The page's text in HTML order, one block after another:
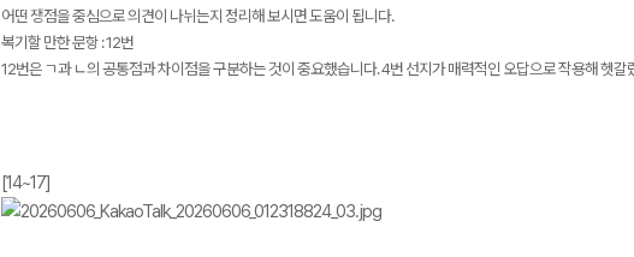
어떤 쟁점을 중심으로 의견이 나뉘는지 정리해 보시면 도움이 됩니다.
복기할 만한 문항 : 12번
12번은 ㄱ과 ㄴ의 공통점과 차이점을 구분하는 것이 중요했습니다. 4번 선지가 매력적인 오답으로 작용해 헷갈
[14~17]